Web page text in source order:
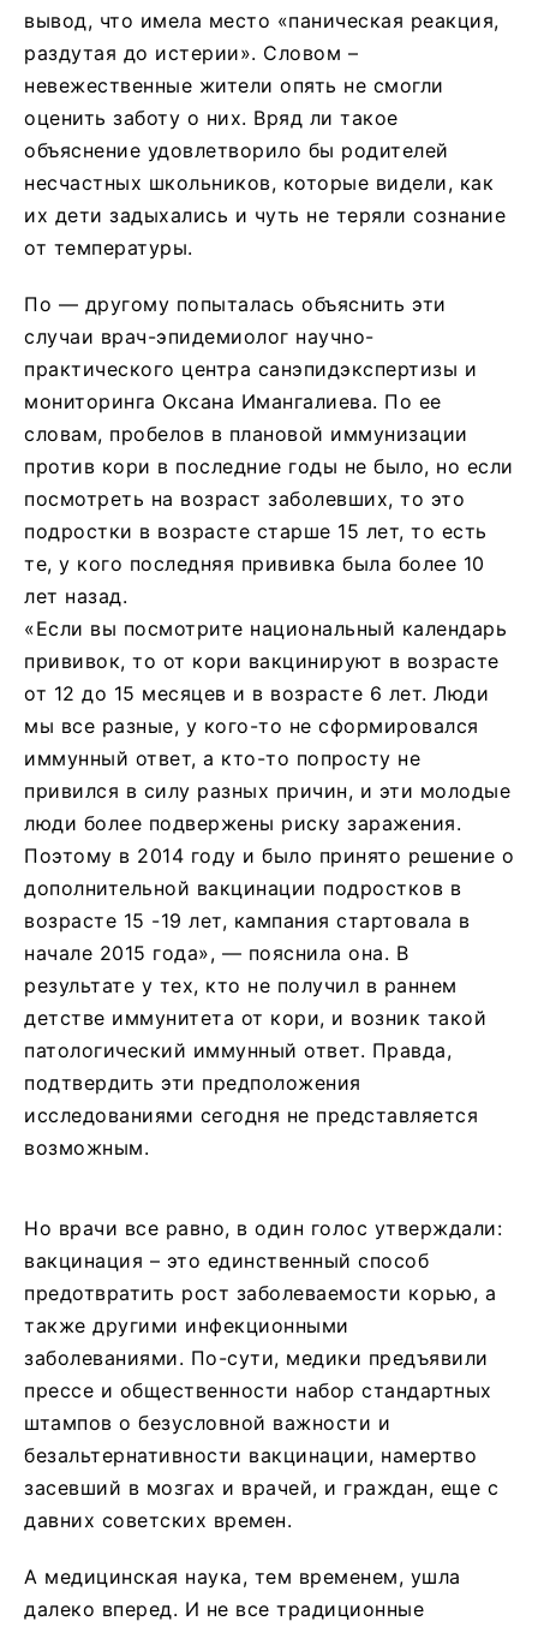
вывод, что имела место «паническая реакция,
раздутая до истерии». Словом –
невежественные жители опять не смогли
оценить заботу о них. Вряд ли такое
объяснение удовлетворило бы родителей
несчастных школьников, которые видели, как
их дети задыхались и чуть не теряли сознание
от температуры.
По — другому попыталась объяснить эти
случаи врач-эпидемиолог научно-
практического центра санэпидэкспертизы и
мониторинга Оксана Имангалиева. По ее
словам, пробелов в плановой иммунизации
против кори в последние годы не было, но если
посмотреть на возраст заболевших, то это
подростки в возрасте старше 15 лет, то есть
те, у кого последняя прививка была более 10
лет назад.
«Если вы посмотрите национальный календарь
прививок, то от кори вакцинируют в возрасте
от 12 до 15 месяцев и в возрасте 6 лет. Люди
мы все разные, у кого-то не сформировался
иммунный ответ, а кто-то попросту не
привился в силу разных причин, и эти молодые
люди более подвержены риску заражения.
Поэтому в 2014 году и было принято решение о
дополнительной вакцинации подростков в
возрасте 15 -19 лет, кампания стартовала в
начале 2015 года», — пояснила она. В
результате у тех, кто не получил в раннем
детстве иммунитета от кори, и возник такой
патологический иммунный ответ. Правда,
подтвердить эти предположения
исследованиями сегодня не представляется
возможным.
Но врачи все равно, в один голос утверждали:
вакцинация – это единственный способ
предотвратить рост заболеваемости корью, а
также другими инфекционными
заболеваниями. По-сути, медики предъявили
прессе и общественности набор стандартных
штампов о безусловной важности и
безальтернативности вакцинации, намертво
засевший в мозгах и врачей, и граждан, еще с
давних советских времен.
А медицинская наука, тем временем, ушла
далеко вперед. И не все традиционные